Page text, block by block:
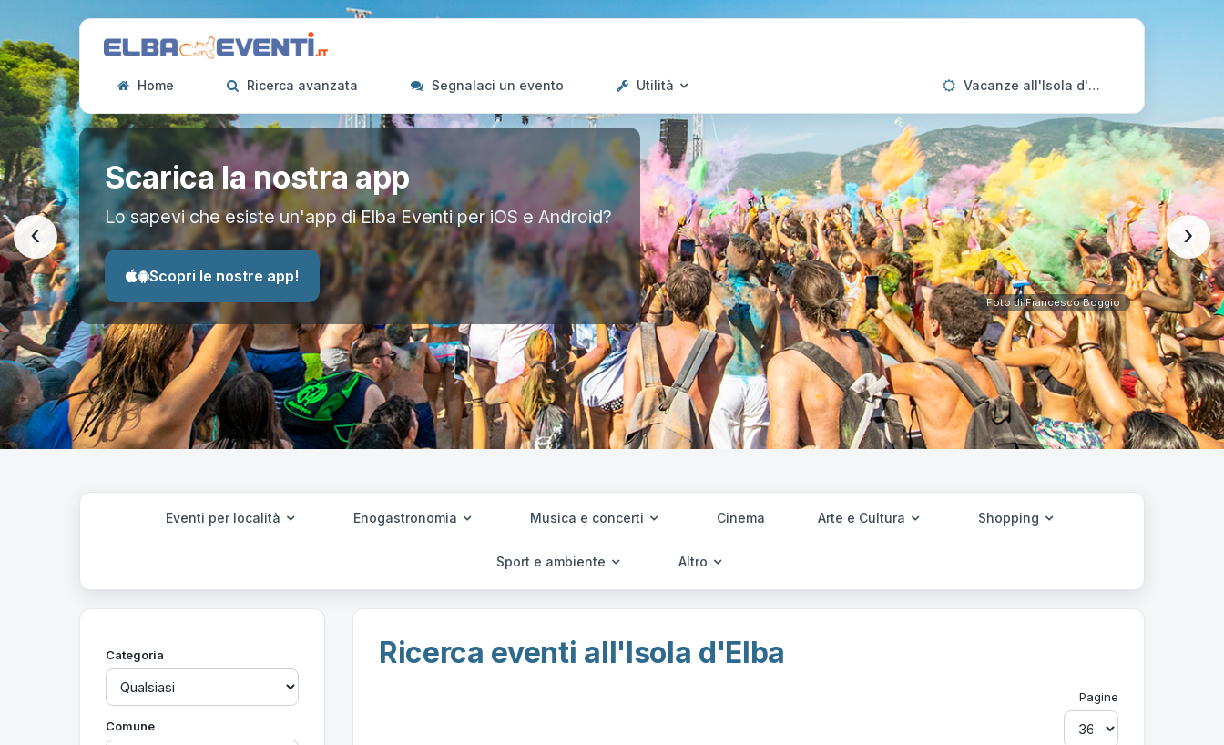
Home Ricerca avanzata Segnalaci un evento Utilità Vacanze all'Isola d'Elba
Scarica la nostra app
Lo sapevi che esiste un'app di Elba Eventi per iOS e Android?
Scopri le nostre app!
Foto di Francesco Boggio
‹ ›
Eventi per località Enogastronomia Musica e concerti Cinema Arte e Cultura Shopping
Sport e ambiente Altro
Categoria
Comune
Ricerca eventi all'Isola d'Elba
Pagine